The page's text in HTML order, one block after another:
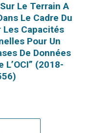
Le Terrain A
Le Cadre Du
Capacités
Pour Un
De Données
L’OCI” (2018-